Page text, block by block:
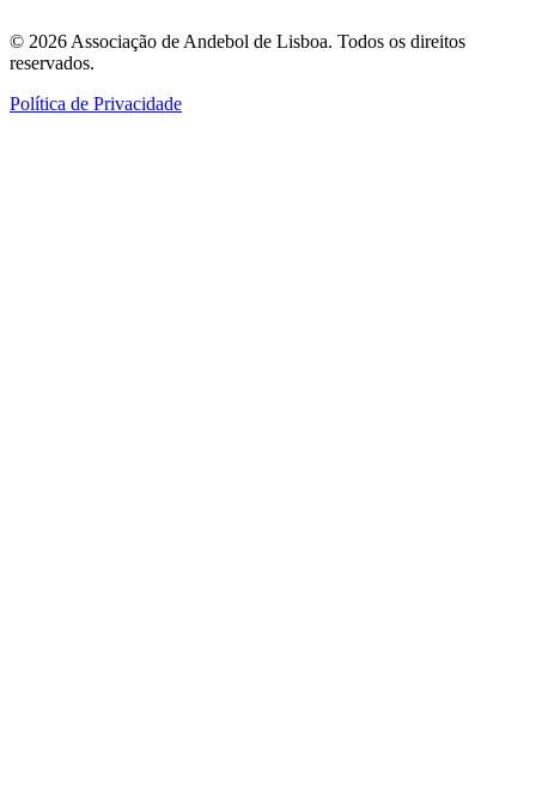
© 2026 Associação de Andebol de Lisboa. Todos os direitos
reservados.
Política de Privacidade